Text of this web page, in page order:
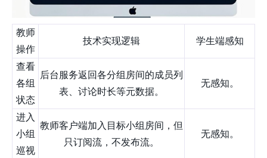
教师
操作
技术实现逻辑 学生端感知
查看
各组
状态
后台服务返回各分组房间的成员列
表、讨论时长等元数据。
无感知。
进入
小组
巡视
教师客户端加入目标小组房间，但
只订阅流，不发布流。
无感知。